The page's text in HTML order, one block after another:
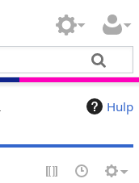
Hulp